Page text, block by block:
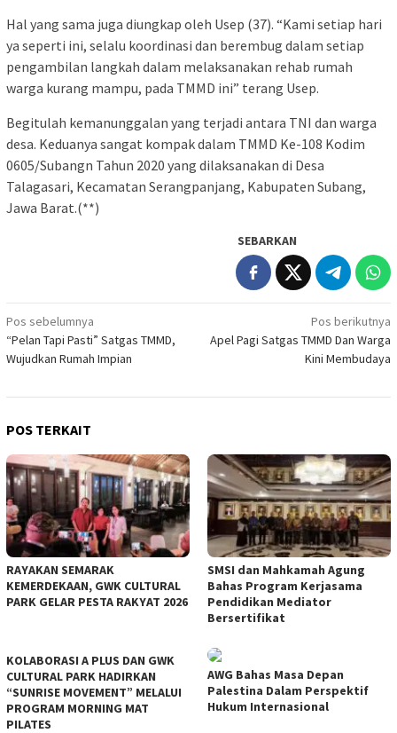
Hal yang sama juga diungkap oleh Usep (37). “Kami setiap hari
ya seperti ini, selalu koordinasi dan berembug dalam setiap
pengambilan langkah dalam melaksanakan rehab rumah
warga kurang mampu, pada TMMD ini” terang Usep.
Begitulah kemanunggalan yang terjadi antara TNI dan warga
desa. Keduanya sangat kompak dalam TMMD Ke-108 Kodim
0605/Subangn Tahun 2020 yang dilaksanakan di Desa
Talagasari, Kecamatan Serangpanjang, Kabupaten Subang,
Jawa Barat.(**)
SEBARKAN
Navigasi
pos
Pos sebelumnya
“Pelan Tapi Pasti” Satgas TMMD,
Wujudkan Rumah Impian
Pos berikutnya
Apel Pagi Satgas TMMD Dan Warga
Kini Membudaya
POS TERKAIT
RAYAKAN SEMARAK
KEMERDEKAAN, GWK CULTURAL
PARK GELAR PESTA RAKYAT 2026
SMSI dan Mahkamah Agung
Bahas Program Kerjasama
Pendidikan Mediator
Bersertifikat
KOLABORASI A PLUS DAN GWK
CULTURAL PARK HADIRKAN
“SUNRISE MOVEMENT” MELALUI
PROGRAM MORNING MAT
PILATES
AWG Bahas Masa Depan
Palestina Dalam Perspektif
Hukum Internasional